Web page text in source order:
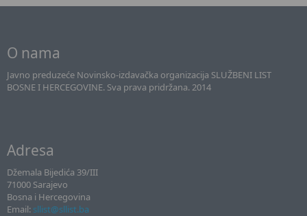
O nama
Javno preduzeće Novinsko-izdavačka organizacija SLUŽBENI LIST
BOSNE I HERCEGOVINE. Sva prava pridržana. 2014
Adresa
Džemala Bijedića 39/III
71000 Sarajevo
Bosna i Hercegovina
Email: sllist@sllist.ba